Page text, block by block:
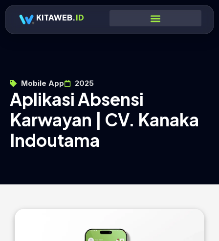
KITAWEB.ID
Mobile App 2025
Aplikasi Absensi
Karwayan | CV. Kanaka
Indoutama